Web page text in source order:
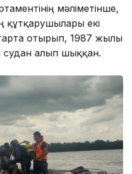
мәліметінше,
құтқарушылары екі
отырып, 1987 жылы
судан алып шыққан.